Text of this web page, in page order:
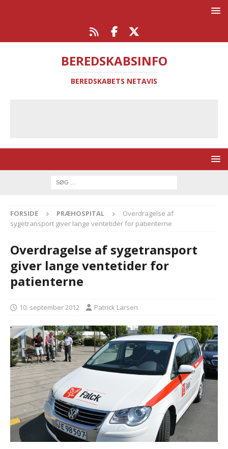
BEREDSKABSINFO
BEREDSKABETS NETAVIS
FORSIDE PRÆHOSPITAL
Overdragelse af
sygetransport giver lange ventetider for patienterne
Overdragelse af sygetransport
giver lange ventetider for
patienterne
10. september 2012 Patrick Larsen